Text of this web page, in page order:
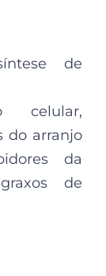
de
celular,
do arranjo
da
de